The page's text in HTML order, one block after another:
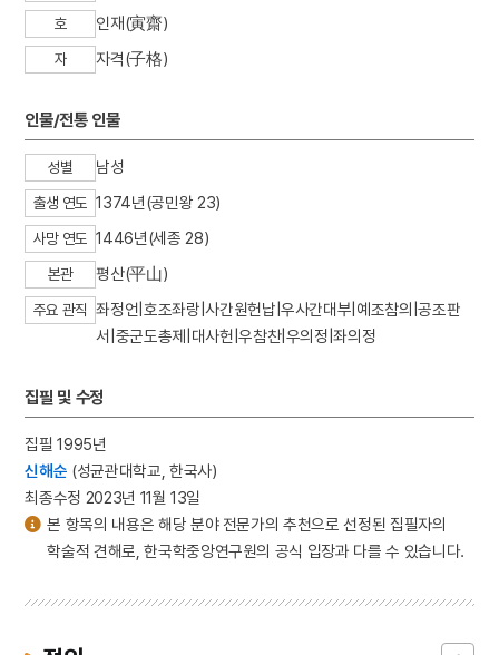
호 인재(寅齋)
자 자격(子格)
인물/전통 인물
성별 남성
출생 연도 1374년(공민왕 23)
사망 연도 1446년(세종 28)
본관 평산(平山)
주요 관직 좌정언|호조좌랑|사간원헌납|우사간대부|예조참의|공조판
서|중군도총제|대사헌|우참찬|우의정|좌의정
집필 및 수정
집필 1995년
신해순 (성균관대학교, 한국사)
최종수정 2023년 11월 13일
본 항목의 내용은 해당 분야 전문가의 추천으로 선정된 집필자의
학술적 견해로, 한국학중앙연구원의 공식 입장과 다를 수 있습니다.